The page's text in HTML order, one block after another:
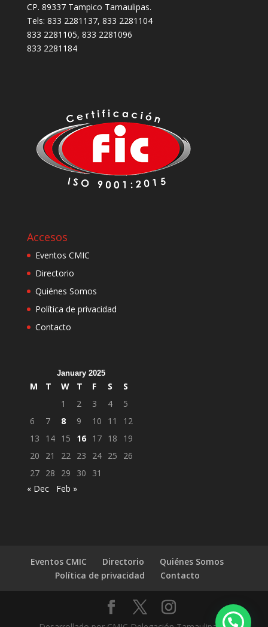
CP. 89337 Tampico Tamaulipas.
Tels: 833 2281137, 833 2281104
833 2281105, 833 2281096
833 2281184
Accesos
Eventos CMIC
Directorio
Quiénes Somos
Política de privacidad
Contacto
January 2025
M T W T F S
S
1
2 3 4
5
6
7 8 9 10 11
12
13
14 15 16 17 18
19
20
21 22 23 24 25
26
27 28 29 30
31
« Dec
Feb »
Eventos CMIC Directorio
Quiénes Somos
Política de privacidad
Contacto